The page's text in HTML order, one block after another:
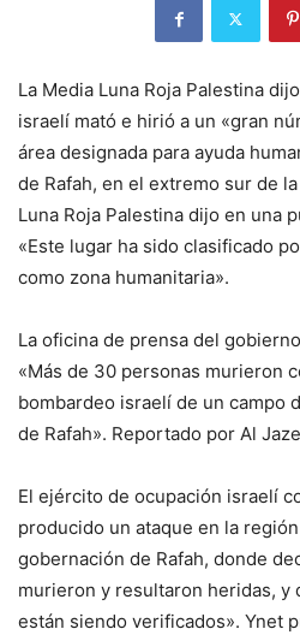
La Media Luna Roja Palestina
israelí mató e hirió a un «gran
área designada para ayuda
de Rafah, en el extremo sur de
Luna Roja Palestina dijo en una
«Este lugar ha sido clasificado
como zona humanitaria».
La oficina de prensa del
«Más de 30 personas murieron
bombardeo israelí de un campo
de Rafah». Reportado por Al
El ejército de ocupación israelí
producido un ataque en la
gobernación de Rafah, donde
murieron y resultaron heridas, y
están siendo verificados». Ynet